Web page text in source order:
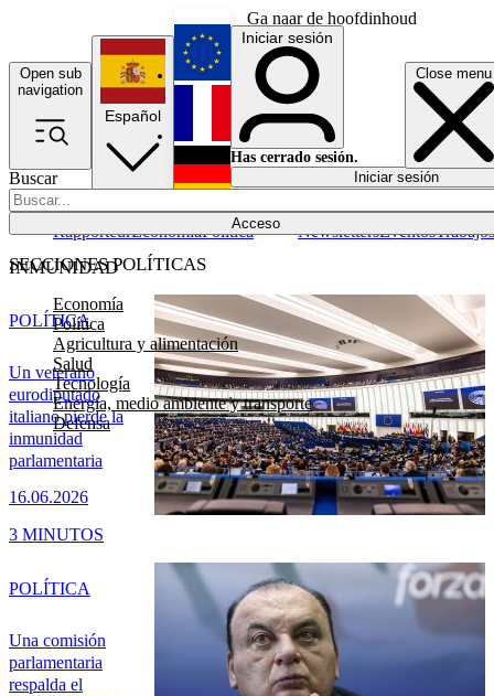
Ga naar de hoofdinhoud
Open sub
navigation
Close menu
Buscar
Acceso
SECCIONES POLÍTICAS
Economía
Política
Agricultura y alimentación
Salud
Tecnología
Energía, medio ambiente y transporte
Defensa
RapporteurEconomíaPolítica NewslettersEventosTrabajos
Español
English
Français
Iniciar sesión
Has cerrado sesión.
Iniciar sesión
INMUNIDAD
Un veterano
eurodiputado
italiano pierde la
inmunidad
parlamentaria
16.06.2026
POLÍTICA
3 MINUTOS
Una comisión
parlamentaria
respalda el
POLÍTICA